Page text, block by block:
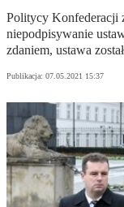
Politycy Konfederacji
niepodpisywanie
zdaniem, ustawa
Publikacja: 07.05.2021 15:37